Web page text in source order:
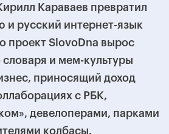
Караваев превратил
и русский интернет-язык
проект SlovoDna вырос
словаря и мем-культуры
приносящий доход
с РБК,
девелоперами, парками
колбасы.